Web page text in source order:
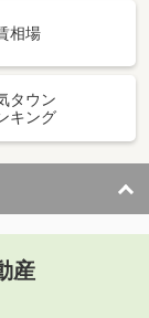
相場
タウン
キング
産